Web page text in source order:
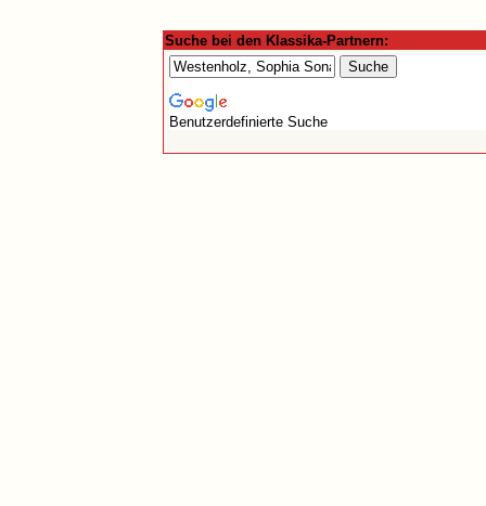
Suche bei den Klassika-Partnern:
Benutzerdefinierte Suche